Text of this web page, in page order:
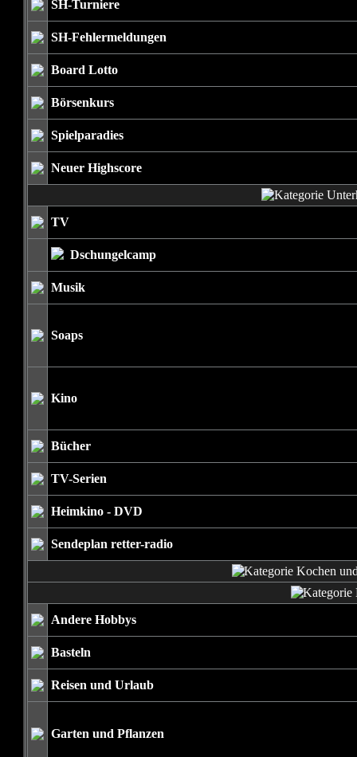
SH-Turniere
SH-Fehlermeldungen
Board Lotto
Börsenkurs
Spielparadies
Neuer Highscore
TV
Dschungelcamp
Musik
Soaps
Kino
Bücher
TV-Serien
Heimkino - DVD
Sendeplan retter-radio
Andere Hobbys
Basteln
Reisen und Urlaub
Garten und Pflanzen